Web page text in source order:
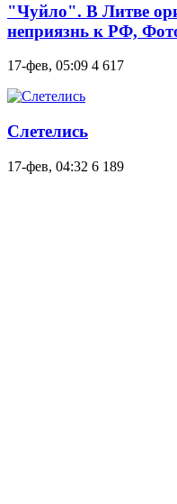
"Чуйло". В Литве
неприязнь к РФ,
17-фев, 05:09 4 617
Слетелись
17-фев, 04:32 6 189